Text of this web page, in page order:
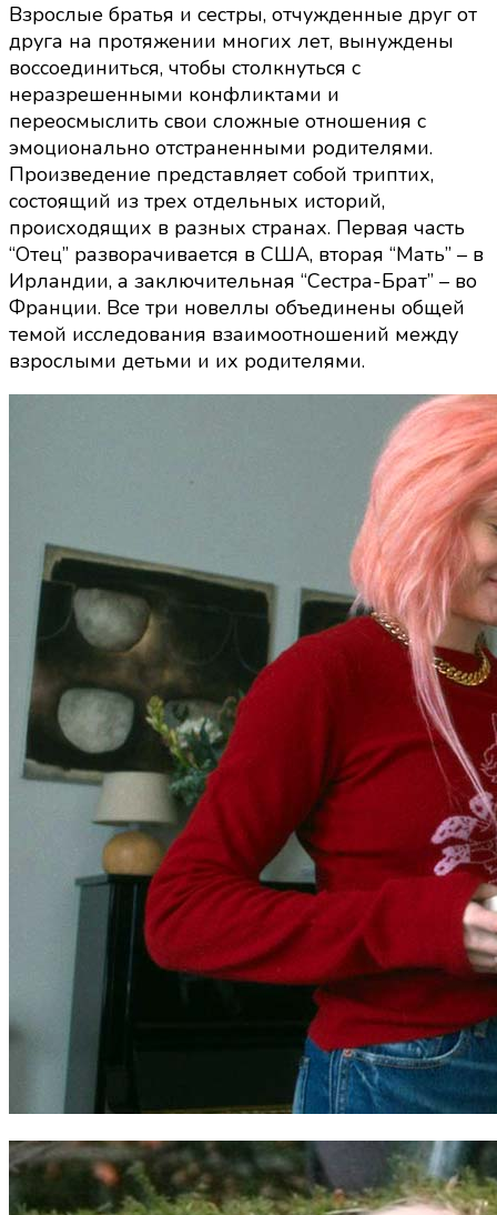
мать,
сестра,
брат
(2025):
кадры,
сюжет,
в
ролях
Взрослые братья и сестры, отчужденные друг от
друга на протяжении многих лет, вынуждены
воссоединиться, чтобы столкнуться с
неразрешенными конфликтами и
переосмыслить свои сложные отношения с
эмоционально отстраненными родителями.
Произведение представляет собой триптих,
состоящий из трех отдельных историй,
происходящих в разных странах. Первая часть
“Отец” разворачивается в США, вторая “Мать” – в
Ирландии, а заключительная “Сестра-Брат” – во
Франции. Все три новеллы объединены общей
темой исследования взаимоотношений между
взрослыми детьми и их родителями.